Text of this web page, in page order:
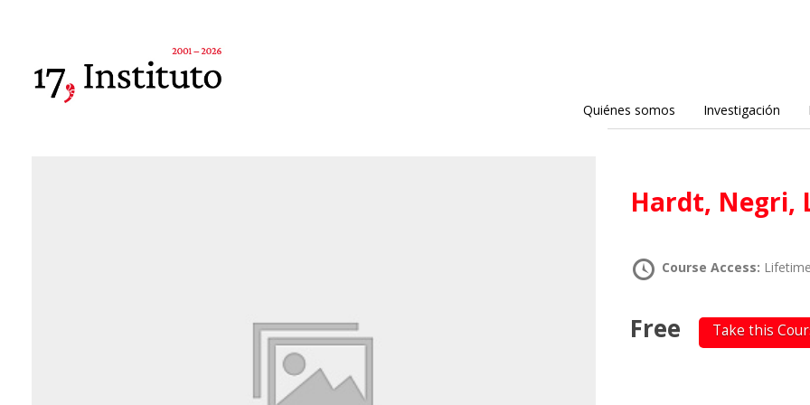
Quiénes somos Investigación
Hardt,
Course Access:
Free Take this